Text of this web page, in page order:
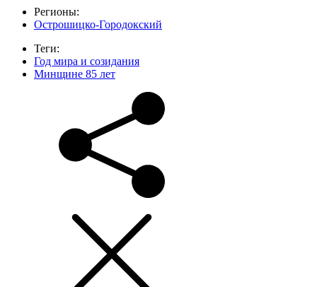
Регионы:
Острошицко-Городокский
Теги:
Год мира и созидания
Минщине 85 лет